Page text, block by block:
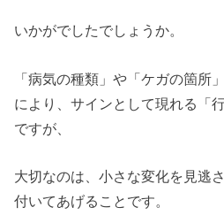
いかがでしたでしょうか。
「病気の種類」や「ケガの箇所
により、サインとして現れる「
ですが、
大切なのは、小さな変化を見逃
付いてあげることです。